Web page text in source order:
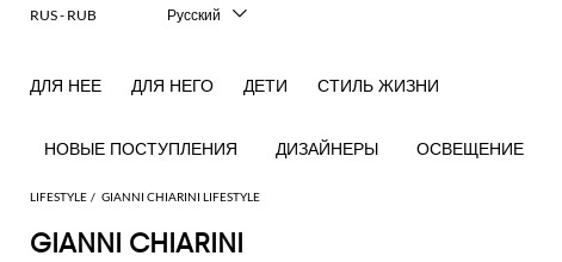
LIFESTYLE GIANNI CHIARINI LIFESTYLE
GIANNI CHIARINI
НОВЫЕ ПОСТУПЛЕНИЯ ДИЗАЙНЕРЫ ОСВЕЩЕНИЕ
ДЛЯ НЕЕ ДЛЯ НЕГО ДЕТИ СТИЛЬ ЖИЗНИ
RUS - RUB
Русский
Français
Español
日本語